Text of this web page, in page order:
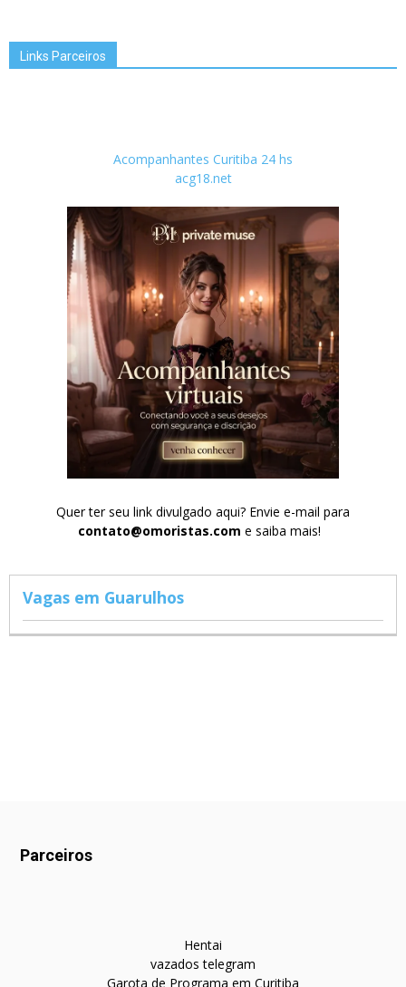
Links Parceiros
Acompanhantes Curitiba 24 hs
acg18.net
Quer ter seu link divulgado aqui? Envie e-mail para
contato@omoristas.com e saiba mais!
Vagas em Guarulhos
Parceiros
Hentai
vazados telegram
Garota de Programa em Curitiba